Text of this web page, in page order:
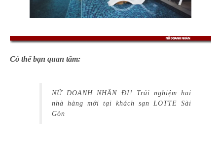
Có thể bạn quan tâm:
NỮ DOANH NHÂN ĐI! Trải nghiệm hai
nhà hàng mới tại khách sạn LOTTE Sài
Gòn